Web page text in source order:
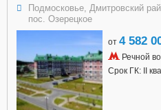
Подмосковье, Дмитровский
пос. Озерецкое
от 4 582
Речной
Срок ГК: II